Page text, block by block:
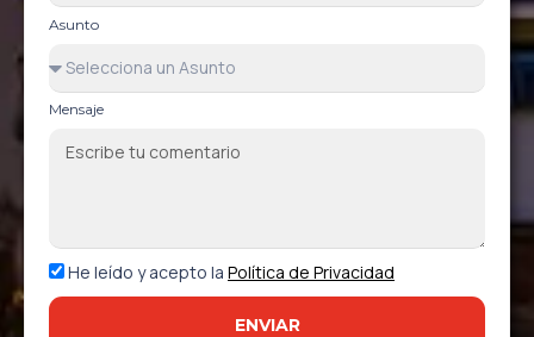
Asunto
Mensaje
He leído y acepto la Política de Privacidad
ENVIAR